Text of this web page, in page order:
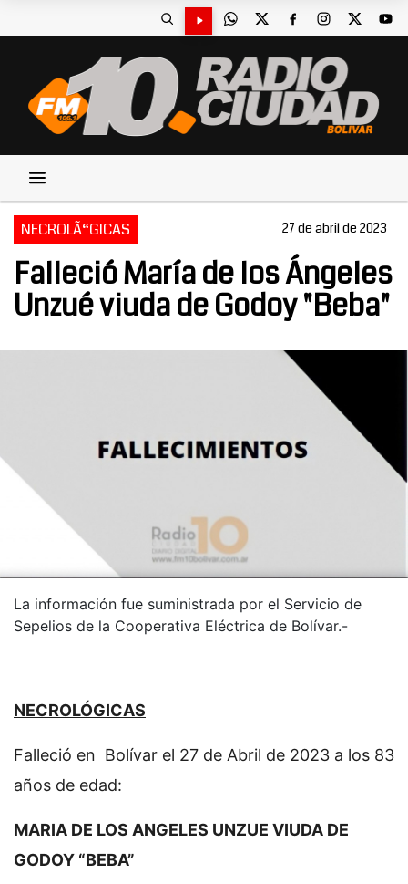
NECROLÃ“GICAS 27 de abril de 2023
Falleció María de los Ángeles
Unzué viuda de Godoy "Beba"
La información fue suministrada por el Servicio de
Sepelios de la Cooperativa Eléctrica de Bolívar.-
NECROLÓGICAS
Falleció en Bolívar el 27 de Abril de 2023 a los 83
años de edad:
MARIA DE LOS ANGELES UNZUE VIUDA DE
GODOY “BEBA”